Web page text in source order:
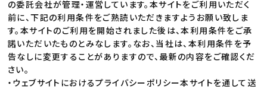
の委託会社が管理・運営しています。本サイトをご利用いただく
前に、下記の利用条件をご熟読いただきますようお願い致しま
す。本サイトのご利用を開始されました後は、本利用条件をご承
諾いただいたものとみなします。なお、当社は、本利用条件を予
告なしに変更することがありますので、最新の内容をご確認くだ
さい。
・ウェブサイトにおけるプライバシーポリシー本サイトを通して送